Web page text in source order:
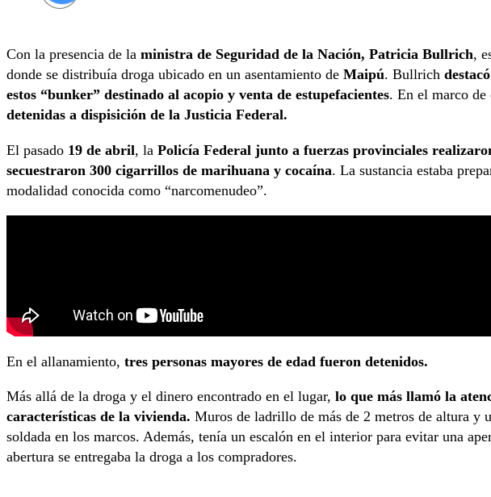
Con la presencia de la ministra de Seguridad de la Nación, Patricia Bullrich,
donde se distribuía droga ubicado en un asentamiento de Maipú. Bullrich
estos “bunker” destinado al acopio y venta de estupefacientes. En el marco de
detenidas a dispisición de la Justicia Federal.
El pasado 19 de abril, la Policía Federal junto a fuerzas provinciales
secuestraron 300 cigarrillos de marihuana y cocaína. La sustancia estaba
modalidad conocida como “narcomenudeo”.
En el allanamiento, tres personas mayores de edad fueron detenidos.
Más allá de la droga y el dinero encontrado en el lugar, lo que más llamó la
características de la vivienda. Muros de ladrillo de más de 2 metros de altura y
soldada en los marcos. Además, tenía un escalón en el interior para evitar una
abertura se entregaba la droga a los compradores.